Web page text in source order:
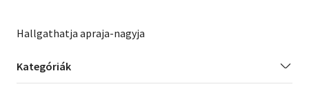
Irodalom
Hallgathatja apraja-nagyja
Kategória
szűrés
Kategóriák